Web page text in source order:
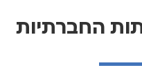
החברתיות